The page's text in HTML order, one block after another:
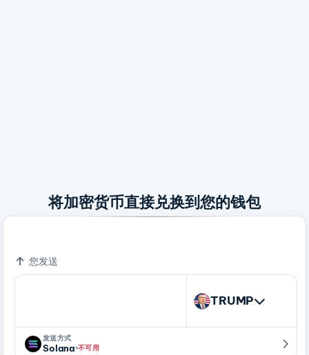
将加密货币直接兑换到您的钱包
您发送
TRUMP
发送方式
Solana·不可用